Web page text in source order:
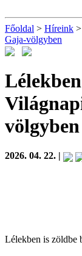
Főoldal > Híreink >
Gaja-völgyben
völgyben
2026. 04. 22. |
Lélekben is zöldbe